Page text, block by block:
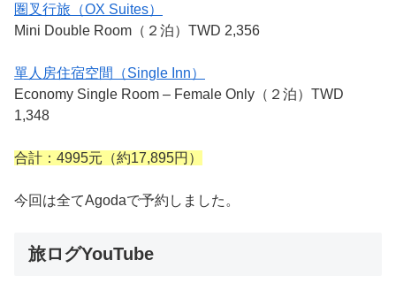
圏叉行旅（OX Suites）
Mini Double Room（２泊）TWD 2,356
單人房住宿空間（Single Inn）
Economy Single Room – Female Only（２泊）TWD
1,348
合計：4995元（約17,895円）
今回は全てAgodaで予約しました。
旅ログYouTube